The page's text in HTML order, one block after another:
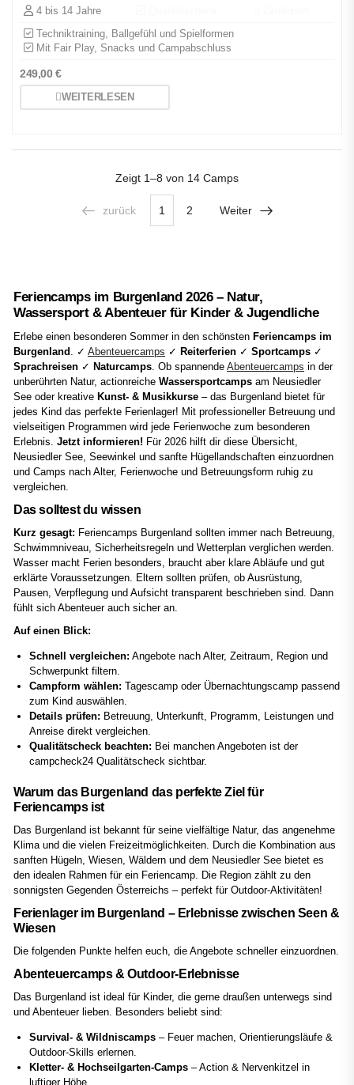
4 bis 14 Jahre
Techniktraining, Ballgefühl und Spielformen
Mit Fair Play, Snacks und Campabschluss
249,00€
WEITERLESEN
Zeigt 1–8 von 14 Camps
zurück 1 2 Weiter
Feriencamps im Burgenland 2026 – Natur,
Wassersport & Abenteuer für Kinder & Jugendliche
Erlebe einen besonderen Sommer in den schönsten Feriencamps im
Burgenland . ✓ Abenteuercamps ✓ Reiterferien ✓ Sportcamps ✓
Sprachreisen ✓ Naturcamps. Ob spannende Abenteuercamps in der
unberührten Natur, actionreiche Wassersportcamps am Neusiedler
See oder kreative Kunst- & Musikkurse – das Burgenland bietet für
jedes Kind das perfekte Ferienlager! Mit professioneller Betreuung und
vielseitigen Programmen wird jede Ferienwoche zum besonderen
Erlebnis. Jetzt informieren! Für 2026 hilft dir diese Übersicht,
Neusiedler See, Seewinkel und sanfte Hügellandschaften einzuordnen
und Camps nach Alter, Ferienwoche und Betreuungsform ruhig zu
vergleichen.
Das solltest du wissen
Kurz gesagt: Feriencamps Burgenland sollten immer nach Betreuung,
Schwimmniveau, Sicherheitsregeln und Wetterplan verglichen werden.
Wasser macht Ferien besonders, braucht aber klare Abläufe und gut
erklärte Voraussetzungen. Eltern sollten prüfen, ob Ausrüstung,
Pausen, Verpflegung und Aufsicht transparent beschrieben sind. Dann
fühlt sich Abenteuer auch sicher an.
Auf einen Blick:
Schnell vergleichen: Angebote nach Alter, Zeitraum, Region und
Schwerpunkt filtern.
Campform wählen: Tagescamp oder Übernachtungscamp passend
zum Kind auswählen.
Details prüfen: Betreuung, Unterkunft, Programm, Leistungen und
Anreise direkt vergleichen.
Qualitätscheck beachten: Bei manchen Angeboten ist der
campcheck24 Qualitätscheck sichtbar.
Warum das Burgenland das perfekte Ziel für
Feriencamps ist
Das Burgenland ist bekannt für seine vielfältige Natur, das angenehme
Klima und die vielen Freizeitmöglichkeiten. Durch die Kombination aus
sanften Hügeln, Wiesen, Wäldern und dem Neusiedler See bietet es
den idealen Rahmen für ein Feriencamp. Die Region zählt zu den
sonnigsten Gegenden Österreichs – perfekt für Outdoor-Aktivitäten!
Ferienlager im Burgenland – Erlebnisse zwischen Seen &
Wiesen
Die folgenden Punkte helfen euch, die Angebote schneller einzuordnen.
Abenteuercamps & Outdoor-Erlebnisse
Das Burgenland ist ideal für Kinder, die gerne draußen unterwegs sind
und Abenteuer lieben. Besonders beliebt sind:
Survival- & Wildniscamps – Feuer machen, Orientierungsläufe &
Outdoor-Skills erlernen.
Kletter- & Hochseilgarten-Camps – Action & Nervenkitzel in
luftiger Höhe.